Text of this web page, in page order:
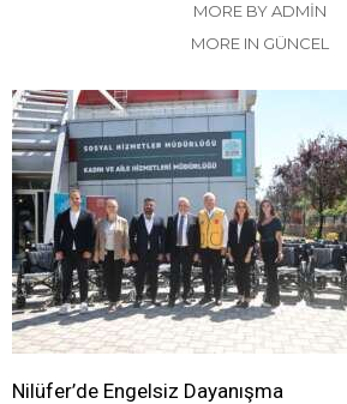
MORE BY ADMIN
MORE IN GÜNCEL
Nilüfer’de Engelsiz Dayanışma